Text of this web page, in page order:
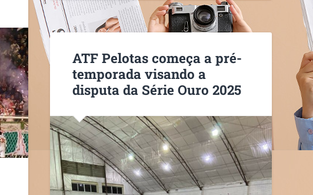
ATF Pelotas começa a pré-
temporada visando a
disputa da Série Ouro 2025